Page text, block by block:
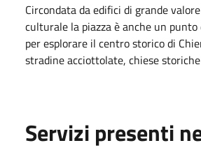
Circondata da edifici di grande
culturale la piazza è anche un
per esplorare il centro storico di
stradine acciottolate, chiese
Servizi presenti